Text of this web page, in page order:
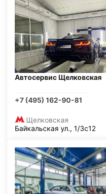
Автосервис Щелковская
+7 (495) 162-90-81
Щелковская
Байкальская ул., 1/3с12